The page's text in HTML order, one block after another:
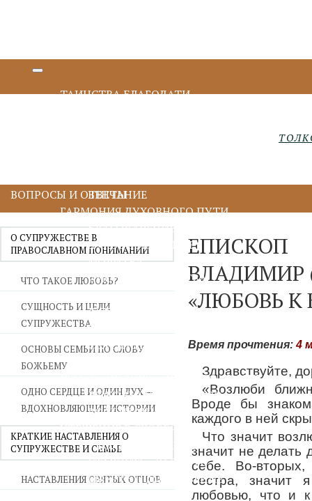
ТАИНСТВА БЛАГОДАТИ
ВЕНЧАНИЕ
ГАРМОНИЯ ДУХОВНОГО ПУТИ
БЛАГОДАРЕНИЕ
ДУХОВНОЕ ЧТЕНИЕ
МОЛИТВА
ИИСУСОВА МОЛИТВА
ПОСТ
ДУХОВНИЧЕСТВО И СТАРЧЕСТВО
ВОЙНА СО СТРАСТЯМИ
СВЯТЫНИ В ДОМЕ
СЕМЬЯ - ПОЛНОТА ЗЕМНОГО СЧАСТЬЯ
ЛЮБОВЬ СУПРУЖЕСТВО
ВОСПИТАНИЕ
УТЕШЕНИЕ В СКОРБЯХ
УТОЛИ МОИ ПЕЧАЛИ
СТАРОСТЬ - РАДОСТЬ
СМЕРТЬ ПОМИНОВЕНИЕ
ВОПРОСЫ И ОТВЕТЫ
О СУПРУЖЕСТВЕ В
ПРАВОСЛАВНОМ ПОНИМАНИИ
ЧТО ТАКОЕ ЛЮБОВЬ?
СУЩНОСТЬ И ЦЕЛИ
СУПРУЖЕСТВА
ОСНОВЫ СЕМЬИ ПО СЛОВУ
БОЖЬЕМУ
ОДНО СЕРДЦЕ И ОДИН ДУХ —
ВДОХНОВЛЯЮЩИЕ ИСТОРИИ
КРАТКИЕ НАСТАВЛЕНИЯ О
СУПРУЖЕСТВЕ И СЕМЬЕ
НАСТАВЛЕНИЯ СВЯТЫХ ОТЦОВ
ЕПИСКОП
ВЛАДИМИР
«ЛЮБОВЬ
Время прочтения:4
Здравствуйте,
«Возлюби
Вроде бы
каждого в ней
Что значит
значит не делать
себе. Во-
сестра,
любовью, что и